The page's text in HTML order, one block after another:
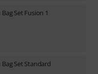
Set Fusion 1
Set Standard